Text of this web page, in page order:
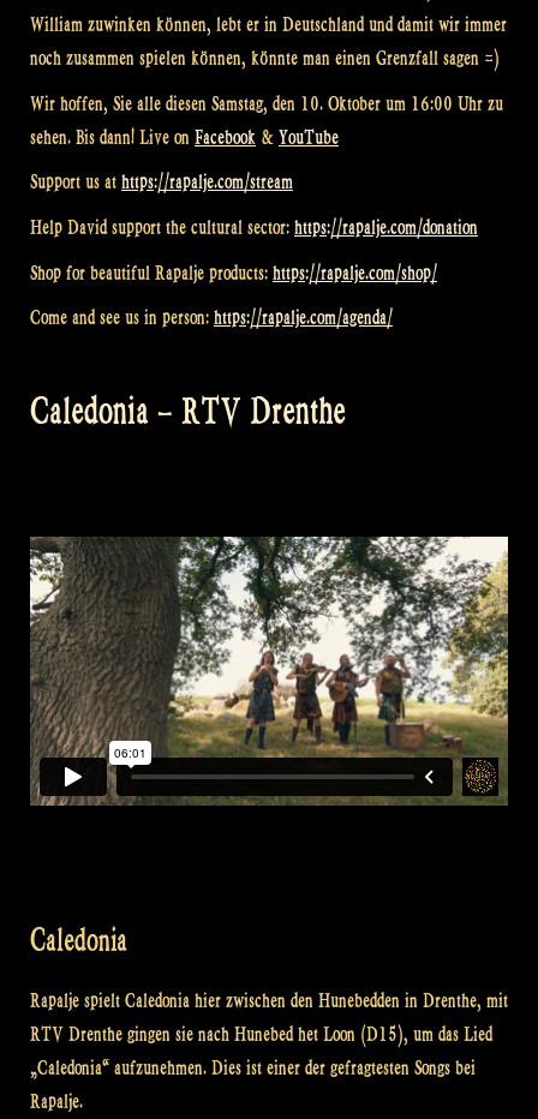
William zuwinken können, lebt er in Deutschland und damit wir immer
noch zusammen spielen können, könnte man einen Grenzfall sagen =)
Wir hoffen, Sie alle diesen Samstag, den 10. Oktober um 16:00 Uhr zu
sehen. Bis dann! Live on Facebook & YouTube
Support us at https://rapalje.com/stream
Help David support the cultural sector: https://rapalje.com/donation
Shop for beautiful Rapalje products: https://rapalje.com/shop/
Come and see us in person: https://rapalje.com/agenda/
Caledonia – RTV Drenthe
Caledonia
Rapalje spielt Caledonia hier zwischen den Hunebedden in Drenthe, mit
RTV Drenthe gingen sie nach Hunebed het Loon (D15), um das Lied
„Caledonia“ aufzunehmen. Dies ist einer der gefragtesten Songs bei
Rapalje.